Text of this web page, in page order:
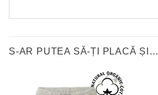
S-AR PUTEA SĂ-ȚI PLACĂ ȘI…